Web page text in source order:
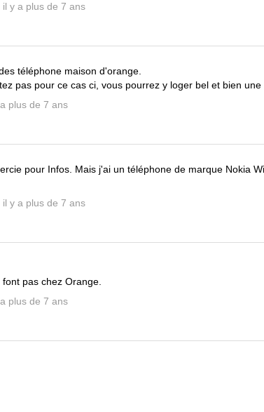
il y a plus de 7 ans
téléphone maison d'orange.
pas pour ce cas ci, vous pourrez y loger bel et bien une
plus de 7 ans
pour Infos. Mais j'ai un téléphone de marque Nokia
il y a plus de 7 ans
pas chez Orange.
plus de 7 ans